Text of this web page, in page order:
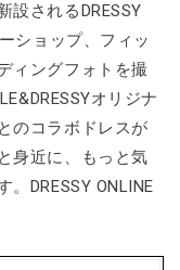
設されるDRESSY
ショップ、フィッ
ィングフォトを撮
オリジナ
のコラボドレスが
身近に、もっと気
DRESSY ONLINE